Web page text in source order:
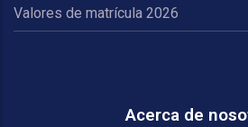
Valores de matrícula 2026
Acerca de